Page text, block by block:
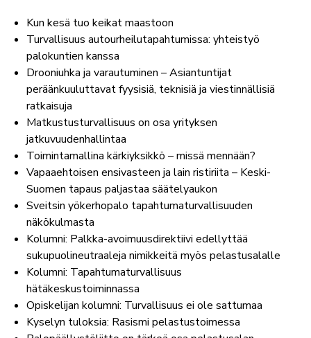
Kun kesä tuo keikat maastoon
Turvallisuus autourheilutapahtumissa: yhteistyö
palokuntien kanssa
Drooniuhka ja varautuminen – Asiantuntijat
peräänkuuluttavat fyysisiä, teknisiä ja viestinnällisiä
ratkaisuja
Matkustusturvallisuus on osa yrityksen
jatkuvuudenhallintaa
Toimintamallina kärkiyksikkö – missä mennään?
Vapaaehtoisen ensivasteen ja lain ristiriita – Keski-
Suomen tapaus paljastaa säätelyaukon
Sveitsin yökerhopalo tapahtumaturvallisuuden
näkökulmasta
Kolumni: Palkka-avoimuusdirektiivi edellyttää
sukupuolineutraaleja nimikkeitä myös pelastusalalle
Kolumni: Tapahtumaturvallisuus
hätäkeskustoiminnassa
Opiskelijan kolumni: Turvallisuus ei ole sattumaa
Kyselyn tuloksia: Rasismi pelastustoimessa